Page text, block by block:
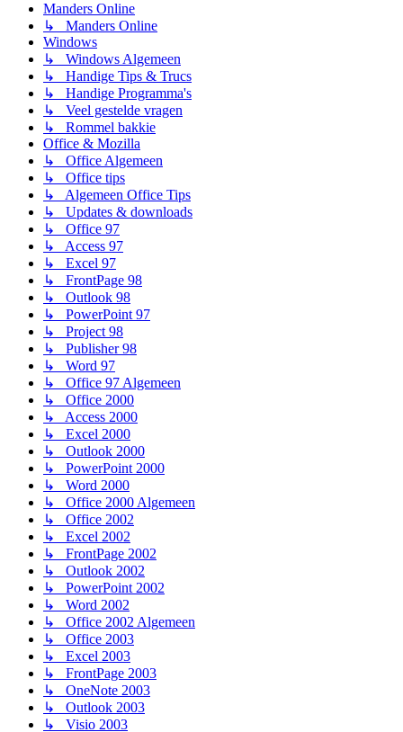
Manders Online
↳ Manders Online
Windows
↳ Windows Algemeen
↳ Handige Tips & Trucs
↳ Handige Programma's
↳ Veel gestelde vragen
↳ Rommel bakkie
Office & Mozilla
↳ Office Algemeen
↳ Office tips
↳ Algemeen Office Tips
↳ Updates & downloads
↳ Office 97
↳ Access 97
↳ Excel 97
↳ FrontPage 98
↳ Outlook 98
↳ PowerPoint 97
↳ Project 98
↳ Publisher 98
↳ Word 97
↳ Office 97 Algemeen
↳ Office 2000
↳ Access 2000
↳ Excel 2000
↳ Outlook 2000
↳ PowerPoint 2000
↳ Word 2000
↳ Office 2000 Algemeen
↳ Office 2002
↳ Excel 2002
↳ FrontPage 2002
↳ Outlook 2002
↳ PowerPoint 2002
↳ Word 2002
↳ Office 2002 Algemeen
↳ Office 2003
↳ Excel 2003
↳ FrontPage 2003
↳ OneNote 2003
↳ Outlook 2003
↳ Visio 2003